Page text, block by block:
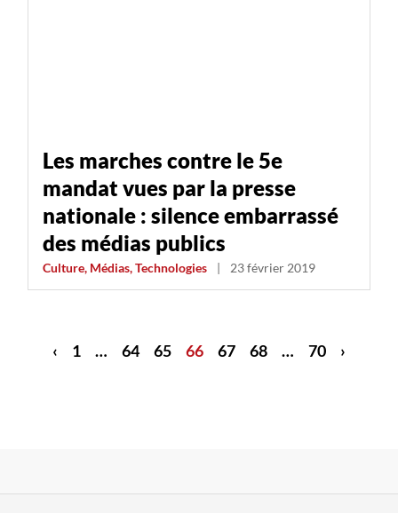
Les marches contre le 5e
mandat vues par la presse
nationale : silence embarrassé
des médias publics
Culture, Médias, Technologies | 23 février 2019
‹ 1 … 64 65 66 67 68 … 70 ›